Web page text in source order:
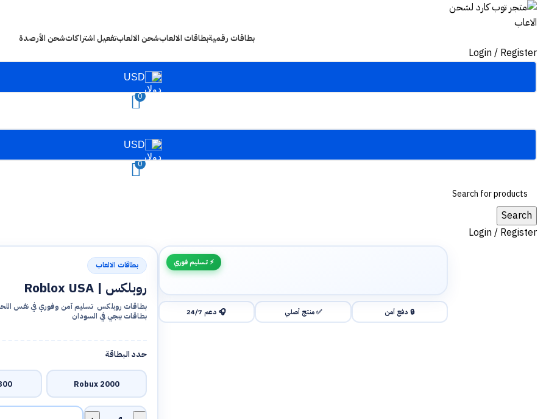
بطاقات رقميةبطاقات الالعابشحن الالعابتفعيل اشتراكاتشحن الأرصدة
Login / Register
USD
0
USD
0
Search
Login / Register
⚡ تسليم فوري
🔒 دفع آمن ✅ منتج أصلي 🎧 دعم 24/7
بطاقات الالعاب
روبلكس | Roblox USA
بطاقات روبلكس تسليم آمن وفوري في نفس
بطاقات ببجي في السودان
حدد البطاقة
2000 Robux
Robux